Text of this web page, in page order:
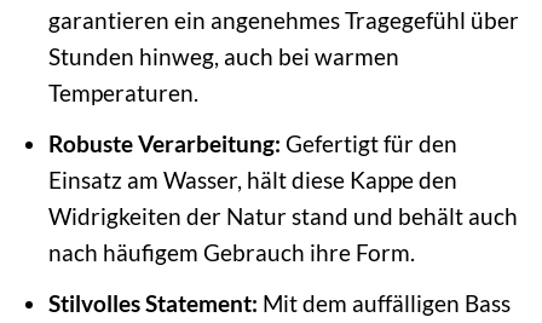
garantieren ein angenehmes Tragegefühl über
Stunden hinweg, auch bei warmen
Temperaturen.
Robuste Verarbeitung: Gefertigt für den
Einsatz am Wasser, hält diese Kappe den
Widrigkeiten der Natur stand und behält auch
nach häufigem Gebrauch ihre Form.
Stilvolles Statement: Mit dem auffälligen Bass